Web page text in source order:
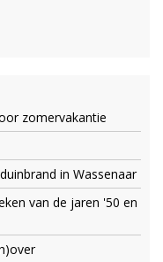
zomervakantie
in Wassenaar
van de jaren '50 en